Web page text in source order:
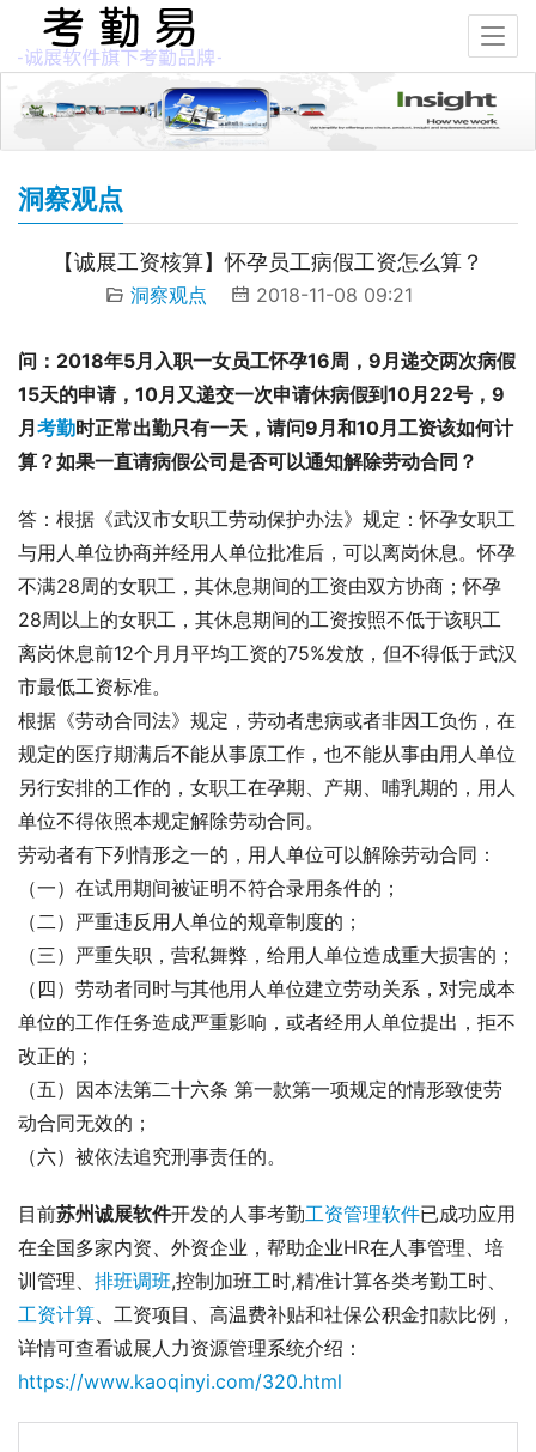
洞察观点
【诚展工资核算】怀孕员工病假工资怎么算？
洞察观点 2018-11-08 09:21
问：2018年5月入职一女员工怀孕16周，9月递交两次病假
15天的申请，10月又递交一次申请休病假到10月22号，9
月考勤时正常出勤只有一天，请问9月和10月工资该如何计
算？如果一直请病假公司是否可以通知解除劳动合同？
答：根据《武汉市女职工劳动保护办法》规定：怀孕女职工
与用人单位协商并经用人单位批准后，可以离岗休息。怀孕
不满28周的女职工，其休息期间的工资由双方协商；怀孕
28周以上的女职工，其休息期间的工资按照不低于该职工
离岗休息前12个月月平均工资的75%发放，但不得低于武汉
市最低工资标准。
根据《劳动合同法》规定，劳动者患病或者非因工负伤，在
规定的医疗期满后不能从事原工作，也不能从事由用人单位
另行安排的工作的，女职工在孕期、产期、哺乳期的，用人
单位不得依照本规定解除劳动合同。
劳动者有下列情形之一的，用人单位可以解除劳动合同：
（一）在试用期间被证明不符合录用条件的；
（二）严重违反用人单位的规章制度的；
（三）严重失职，营私舞弊，给用人单位造成重大损害的；
（四）劳动者同时与其他用人单位建立劳动关系，对完成本
单位的工作任务造成严重影响，或者经用人单位提出，拒不
改正的；
（五）因本法第二十六条 第一款第一项规定的情形致使劳
动合同无效的；
（六）被依法追究刑事责任的。
目前苏州诚展软件开发的人事考勤工资管理软件已成功应用
在全国多家内资、外资企业，帮助企业HR在人事管理、培
训管理、 排班调班,控制加班工时,精准计算各类考勤工时、
工资计算 、工资项目、高温费补贴和社保公积金扣款比例，
详情可查看诚展人力资源管理系统介绍：
https://www.kaoqinyi.com/320.html